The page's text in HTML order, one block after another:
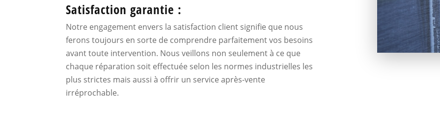
Satisfaction garantie :
Notre engagement envers la satisfaction client signifie que nous
ferons toujours en sorte de comprendre parfaitement vos besoins
avant toute intervention. Nous veillons non seulement à ce que
chaque réparation soit effectuée selon les normes industrielles les
plus strictes mais aussi à offrir un service après-vente
irréprochable.